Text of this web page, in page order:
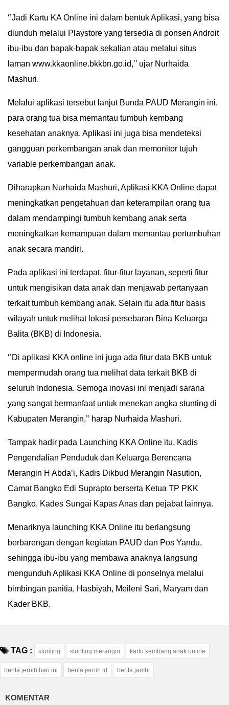
OPINI
INFOGRAFIS
BERITA
‘’Jadi Kartu KA Online ini dalam bentuk Aplikasi, yang bisa
diunduh melalui Playstore yang tersedia di ponsen Androit
ibu-ibu dan bapak-bapak sekalian atau melalui situs
laman www.kkaonline.bkkbn.go.id,’’ ujar Nurhaida
Mashuri.
Melalui aplikasi tersebut lanjut Bunda PAUD Merangin ini,
para orang tua bisa memantau tumbuh kembang
kesehatan anaknya. Aplikasi ini juga bisa mendeteksi
gangguan perkembangan anak dan memonitor tujuh
variable perkembangan anak.
Diharapkan Nurhaida Mashuri, Aplikasi KKA Online dapat
meningkatkan pengetahuan dan keterampilan orang tua
dalam mendampingi tumbuh kembang anak serta
meningkatkan kemampuan dalam memantau pertumbuhan
anak secara mandiri.
Pada aplikasi ini terdapat, fitur-fitur layanan, seperti fitur
untuk mengisikan data anak dan menjawab pertanyaan
terkait tumbuh kembang anak. Selain itu ada fitur basis
wilayah untuk melihat lokasi persebaran Bina Keluarga
Balita (BKB) di Indonesia.
‘’Di aplikasi KKA online ini juga ada fitur data BKB untuk
mempermudah orang tua melihat data terkait BKB di
seluruh Indonesia. Semoga inovasi ini menjadi sarana
yang sangat bermanfaat untuk menekan angka stunting di
Kabupaten Merangin,’’ harap Nurhaida Mashuri.
Tampak hadir pada Launching KKA Online itu, Kadis
Pengendalian Penduduk dan Keluarga Berencana
Merangin H Abda’i, Kadis Dikbud Merangin Nasution,
Camat Bangko Edi Suprapto berserta Ketua TP PKK
Bangko, Kades Sungai Kapas Anas dan pejabat lainnya.
Menariknya launching KKA Online itu berlangsung
berbarengan dengan kegiatan PAUD dan Pos Yandu,
sehingga ibu-ibu yang membawa anaknya langsung
mengunduh Aplikasi KKA Online di ponselnya melalui
bimbingan panitia, Hasbiyah, Meileni Sari, Maryam dan
Kader BKB.
TAG : stunting stunting merangin kartu kembang anak online
berita jernih hari ini berita jernih id berita jambi
KOMENTAR